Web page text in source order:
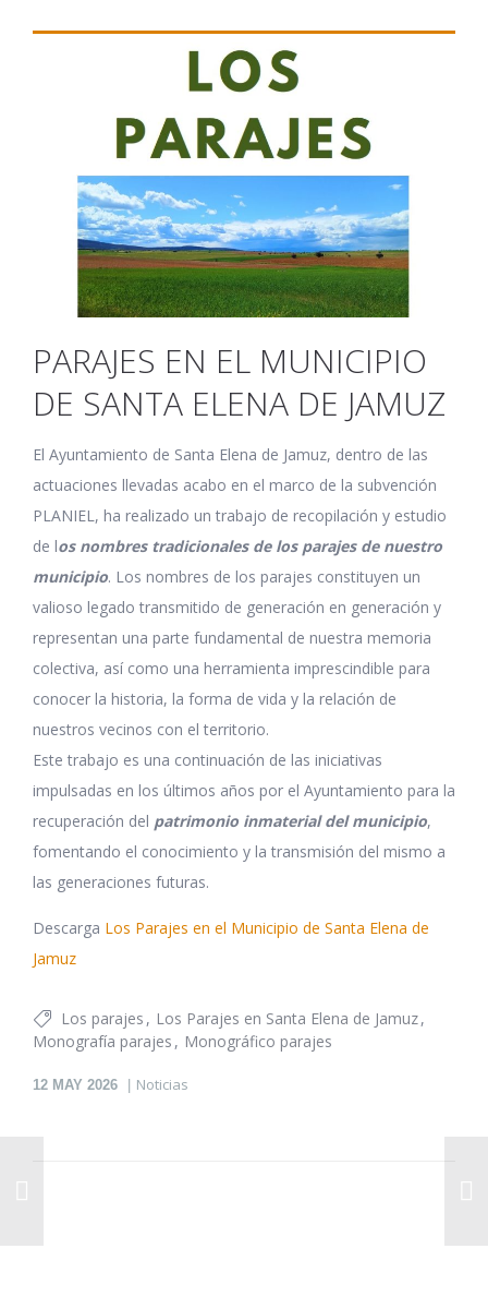
PARAJES EN EL MUNICIPIO
DE SANTA ELENA DE JAMUZ
El Ayuntamiento de Santa Elena de Jamuz, dentro de las
actuaciones llevadas acabo en el marco de la subvención
PLANIEL, ha realizado un trabajo de recopilación y estudio
de los nombres tradicionales de los parajes de nuestro
municipio. Los nombres de los parajes constituyen un
valioso legado transmitido de generación en generación y
representan una parte fundamental de nuestra memoria
colectiva, así como una herramienta imprescindible para
conocer la historia, la forma de vida y la relación de
nuestros vecinos con el territorio.
Este trabajo es una continuación de las iniciativas
impulsadas en los últimos años por el Ayuntamiento para la
recuperación del patrimonio inmaterial del municipio,
fomentando el conocimiento y la transmisión del mismo a
las generaciones futuras.
Descarga Los Parajes en el Municipio de Santa Elena de
Jamuz
Los parajes
Los Parajes en Santa Elena de Jamuz
Monografía parajes
Monográfico parajes
12 MAY 2026 Noticias